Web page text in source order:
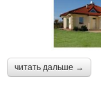
читать дальше →